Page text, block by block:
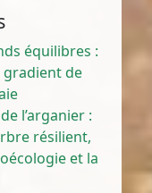
équilibres :
gradient de
l’arganier :
résilient,
et la